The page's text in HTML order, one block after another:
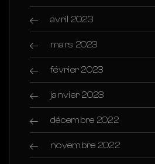
avril 2023
mars 2023
février 2023
janvier 2023
décembre 2022
novembre 2022